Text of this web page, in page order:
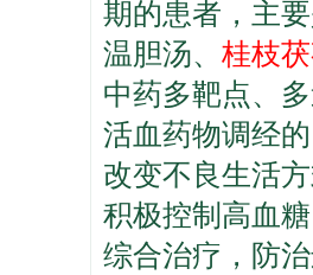
期的患者，主
温胆汤、 桂枝
中药多靶点、
活血药物调经
改变不良生活
积极控制高血
综合治疗，防